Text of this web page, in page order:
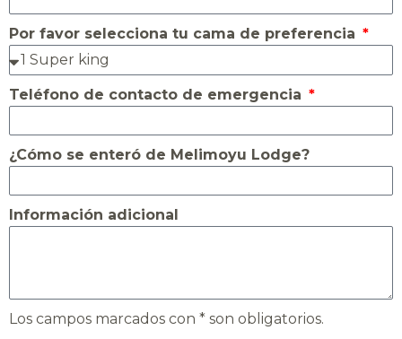
Por favor selecciona tu cama de preferencia
Teléfono de contacto de emergencia
¿Cómo se enteró de Melimoyu Lodge?
Información adicional
Los campos marcados con * son obligatorios.